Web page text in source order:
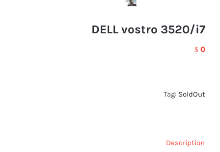
DELL vostro 3520/i7
$ 0
Tag: SoldOut
Description